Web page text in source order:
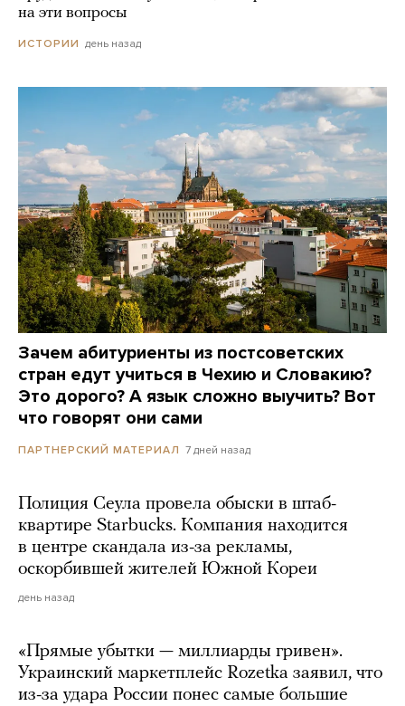
на эти вопросы
ИСТОРИИ день назад
Зачем абитуриенты из постсоветских
стран едут учиться в Чехию и Словакию?
Это дорого? А язык сложно выучить? Вот
что говорят они сами
ПАРТНЕРСКИЙ МАТЕРИАЛ 7 дней назад
Полиция Сеула провела обыски в штаб-
квартире Starbucks. Компания находится
в центре скандала из-за рекламы,
оскорбившей жителей Южной Кореи
день назад
«Прямые убытки — миллиарды гривен».
Украинский маркетплейс Rozetka заявил, что
из-за удара России понес самые большие